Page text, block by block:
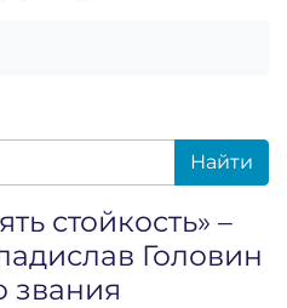
Найти
стойкость» –
Головин
звания